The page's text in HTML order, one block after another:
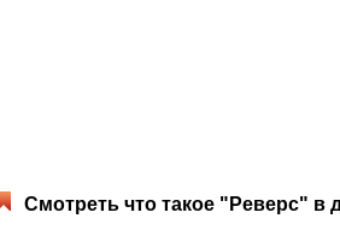
Смотреть что такое "Реверс" в